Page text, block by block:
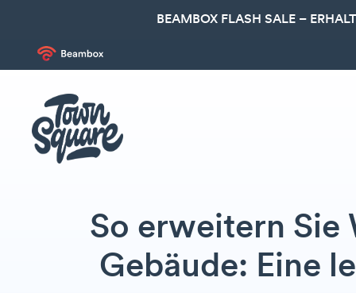
BEAMBOX FLASH SALE –
So erweitern Sie
Gebäude: Eine